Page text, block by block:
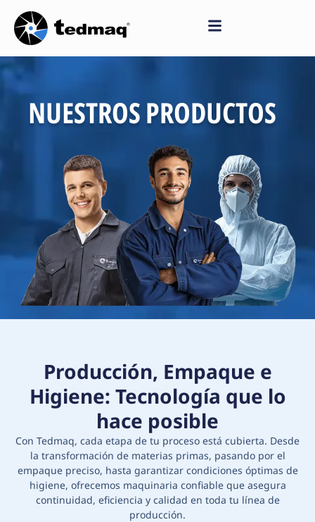
Saltar
al
contenido
NUESTROS PRODUCTOS
Producción, Empaque e
Higiene: Tecnología que lo
hace posible
Con Tedmaq, cada etapa de tu proceso está cubierta. Desde
la transformación de materias primas, pasando por el
empaque preciso, hasta garantizar condiciones óptimas de
higiene, ofrecemos maquinaria confiable que asegura
continuidad, eficiencia y calidad en toda tu línea de
producción.